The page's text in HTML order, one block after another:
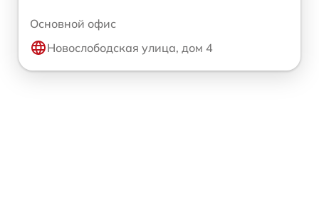
Основной офис
Новослободская улица, дом 4